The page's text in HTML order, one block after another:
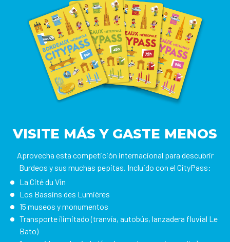
VISITE MÁS Y GASTE MENOS
Aprovecha esta competición internacional para descubrir
Burdeos y sus muchas pepitas. Incluido con el CityPass:
La Cité du Vin
Los Bassins des Lumières
15 museos y monumentos
Transporte ilimitado (tranvía, autobús, lanzadera fluvial Le
Bato)